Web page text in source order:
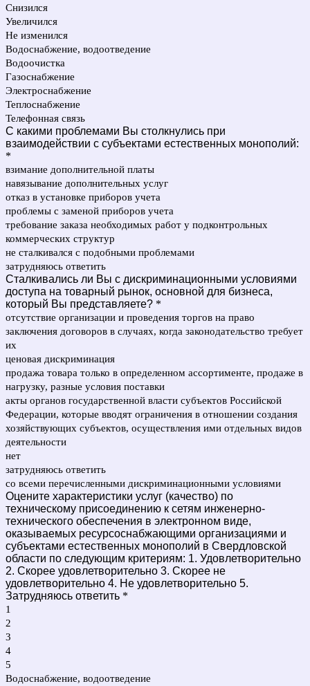
Снизился
Увеличился
Не изменился
Водоснабжение, водоотведение
Водоочистка
Газоснабжение
Электроснабжение
Теплоснабжение
Телефонная связь
С какими проблемами Вы столкнулись при
взаимодействии с субъектами естественных монополий:
*
взимание дополнительной платы
навязывание дополнительных услуг
отказ в установке приборов учета
проблемы с заменой приборов учета
требование заказа необходимых работ у подконтрольных
коммерческих структур
не сталкивался с подобными проблемами
затрудняюсь ответить
Сталкивались ли Вы с дискриминационными условиями
доступа на товарный рынок, основной для бизнеса,
который Вы представляете? *
отсутствие организации и проведения торгов на право
заключения договоров в случаях, когда законодательство требует
их
ценовая дискриминация
продажа товара только в определенном ассортименте, продаже в
нагрузку, разные условия поставки
акты органов государственной власти субъектов Российской
Федерации, которые вводят ограничения в отношении создания
хозяйствующих субъектов, осуществления ими отдельных видов
деятельности
нет
затрудняюсь ответить
со всеми перечисленными дискриминационными условиями
Оцените характеристики услуг (качество) по
техническому присоединению к сетям инженерно-
технического обеспечения в электронном виде,
оказываемых ресурсоснабжающими организациями и
субъектами естественных монополий в Свердловской
области по следующим критериям: 1. Удовлетворительно
2. Скорее удовлетворительно 3. Скорее не
удовлетворительно 4. Не удовлетворительно 5.
Затрудняюсь ответить *
1
2
3
4
5
Водоснабжение, водоотведение